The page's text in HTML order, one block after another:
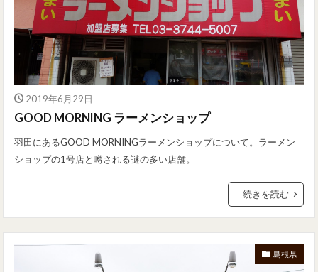
2019年6月29日
GOOD MORNING ラーメンショップ
羽田にあるGOOD MORNINGラーメンショップについて。ラーメン
ショップの1号店と噂される謎の多い店舗。
続きを読む
島根県